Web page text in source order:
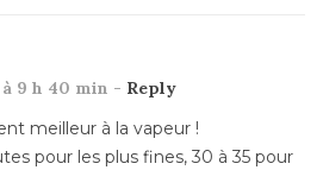
9 h 40 min - Reply
meilleur à la vapeur !
pour les plus fines, 30 à 35 pour